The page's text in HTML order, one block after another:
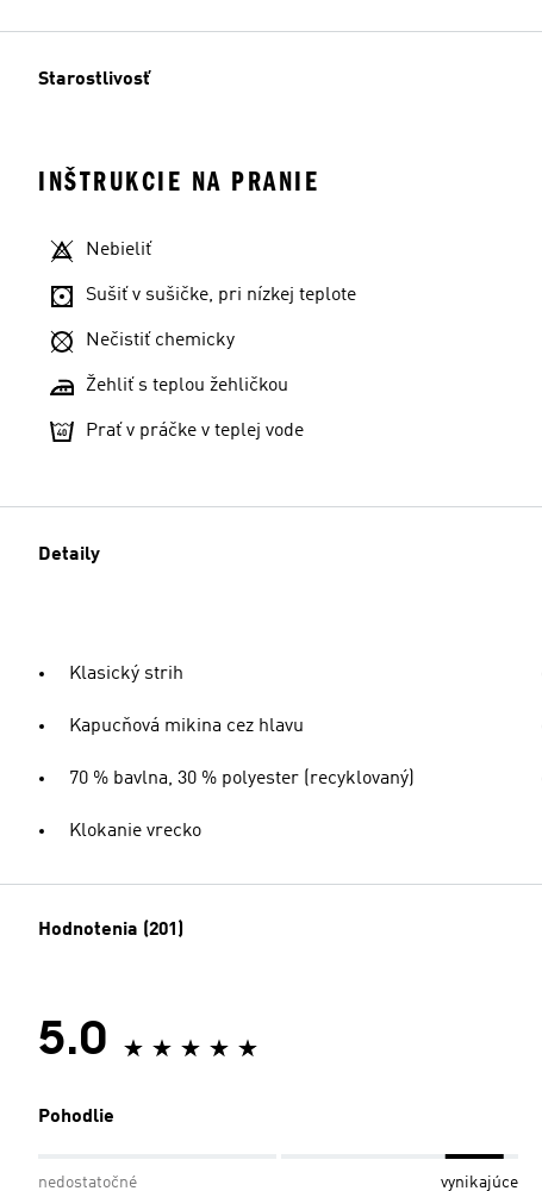
Starostlivosť
INŠTRUKCIE NA PRANIE
Nebieliť
Sušiť v sušičke, pri nízkej teplote
Nečistiť chemicky
Žehliť s teplou žehličkou
Prať v práčke v teplej vode
Detaily
Klasický strih
Kapucňová mikina cez hlavu
70 % bavlna, 30 % polyester (recyklovaný)
Klokanie vrecko
Hodnotenia (201)
5.0
Pohodlie
nedostatočné vynikajúce